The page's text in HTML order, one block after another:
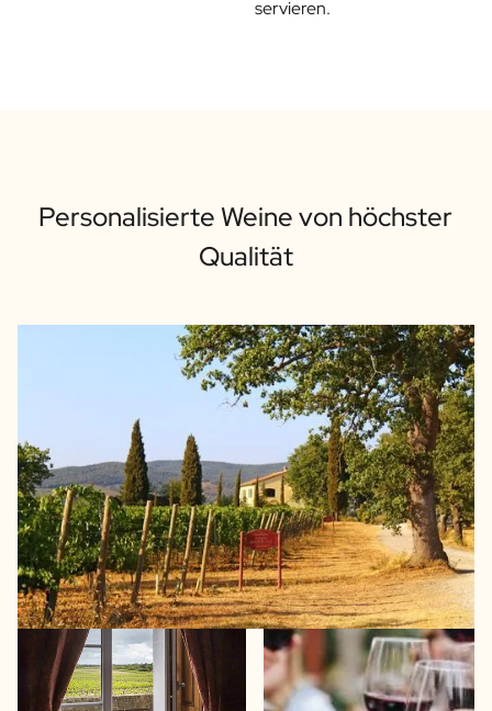
servieren.
Personalisierte Weine von höchster
Qualität